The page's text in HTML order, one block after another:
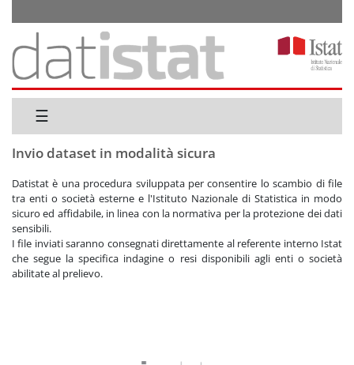
MENU'
☰
Inizio Contenuto
Invio dataset in modalità sicura
Datistat è una procedura sviluppata per consentire lo scambio di file
tra enti o società esterne e l'Istituto Nazionale di Statistica in modo
sicuro ed affidabile, in linea con la normativa per la protezione dei dati
sensibili.
I file inviati saranno consegnati direttamente al referente interno Istat
che segue la specifica indagine o resi disponibili agli enti o società
abilitate al prelievo.